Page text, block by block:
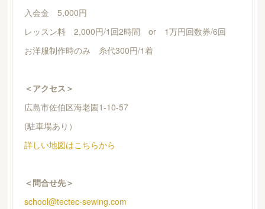
入会金 5,000円
レッスン料 2,000円/1回2時間 or 1万円回数券/6回
お洋服制作時のみ 糸代300円/1着
＜アクセス＞
広島市佐伯区海老園1-10-57
(駐車場あり）
詳しい地図はこちらから
＜問合せ先＞
school@tectec-sewing.com